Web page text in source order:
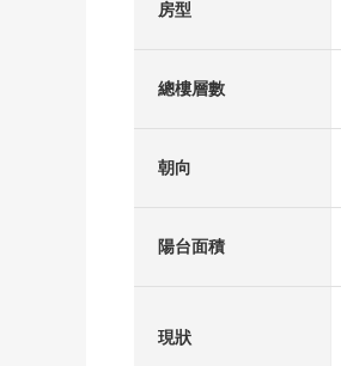
房型
總樓層數
朝向
陽台面積
現狀